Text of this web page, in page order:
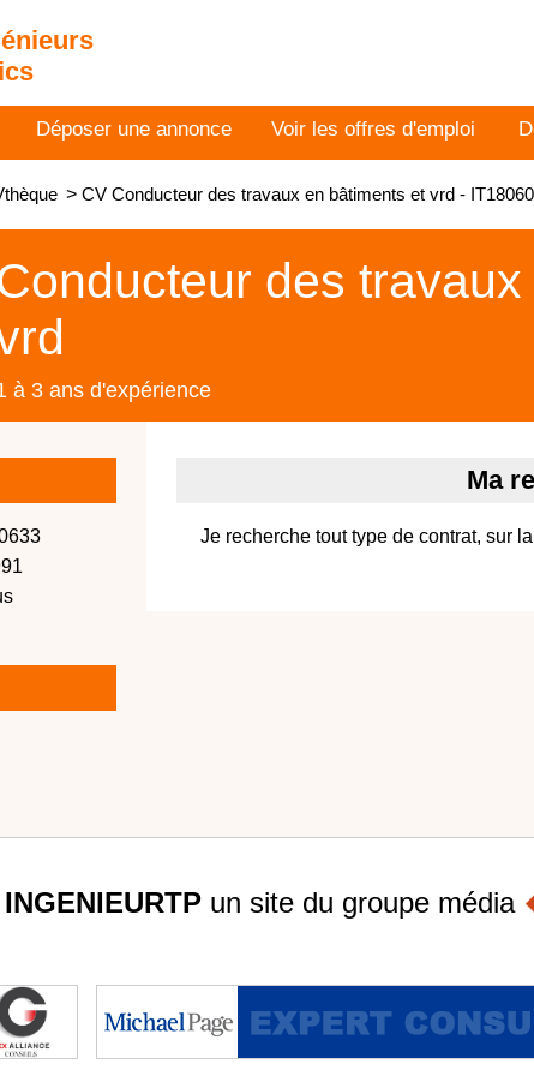
Déposer une annonce Voir les offres d'emploi
> CV Conducteur des travaux en bâtiments et vrd -
des
à 3 ans d'expérience
Ma
Je recherche tout type de contrat, sur
INGENIEURTPun site du groupe média